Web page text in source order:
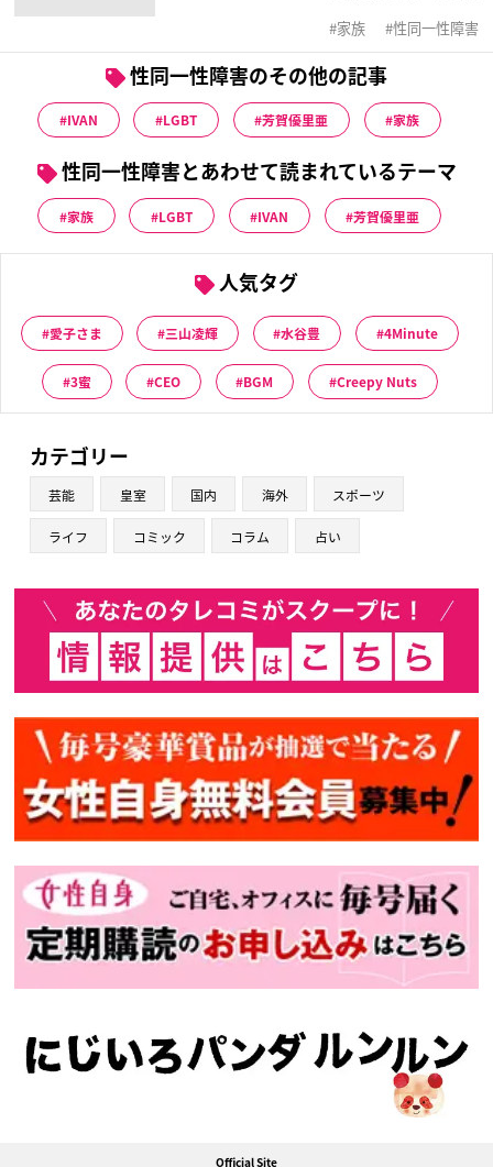
家族 性同一性障害
性同一性障害のその他の記事
IVAN LGBT 芳賀優里亜 家族
性同一性障害とあわせて読まれているテーマ
家族 LGBT IVAN 芳賀優里亜
人気タグ
愛子さま 三山凌輝 水谷豊 4Minute
3蜜 CEO BGM Creepy Nuts
カテゴリー
芸能 皇室 国内 海外 スポーツ
ライフ コミック コラム 占い
Official Site